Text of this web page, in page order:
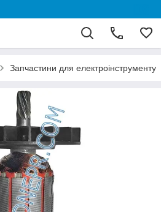
Запчастини для електроінструменту